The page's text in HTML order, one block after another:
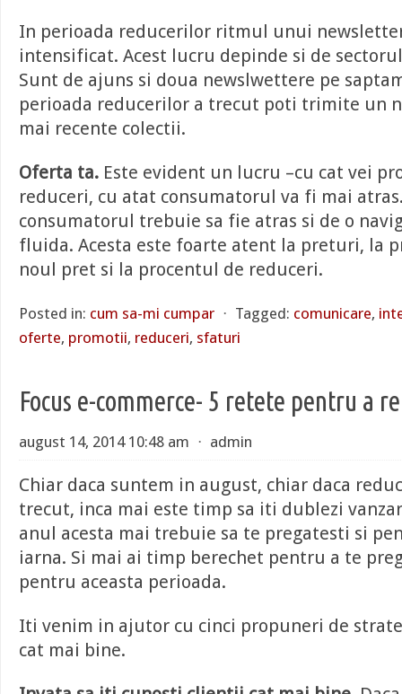
In perioada reducerilor ritmul unui
intensificat. Acest lucru depinde si de
Sunt de ajuns si doua newslwettere pe
perioada reducerilor a trecut poti trimite un
mai recente colectii.
Oferta ta. Este evident un lucru –cu cat vei
reduceri, cu atat consumatorul va fi mai
consumatorul trebuie sa fie atras si de o
fluida. Acesta este foarte atent la preturi, la
noul pret si la procentul de reduceri.
Posted in: cum sa-mi cumpar ⋅ Tagged: comunicare,
oferte, promotii, reduceri, sfaturi
Focus e-commerce- 5 retete pentru a
august 14, 2014 10:48 am ⋅ admin
Chiar daca suntem in august, chiar daca
trecut, inca mai este timp sa iti dublezi
anul acesta mai trebuie sa te pregatesti si
iarna. Si mai ai timp berechet pentru a te
pentru aceasta perioada.
Iti venim in ajutor cu cinci propuneri de
cat mai bine.